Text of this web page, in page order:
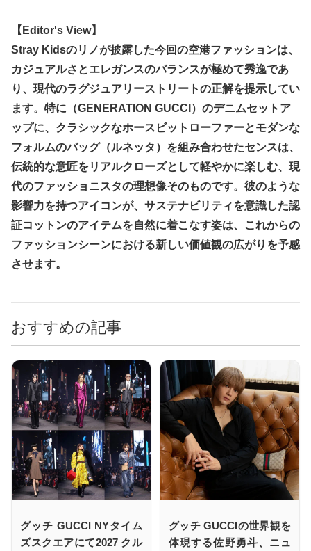
【Editor's View】
Stray Kidsのリノが披露した今回の空港ファッションは、
カジュアルさとエレガンスのバランスが極めて秀逸であ
り、現代のラグジュアリーストリートの正解を提示してい
ます。特に（GENERATION GUCCI）のデニムセットア
ップに、クラシックなホースビットローファーとモダンな
フォルムのバッグ（ルネッタ）を組み合わせたセンスは、
伝統的な意匠をリアルクローズとして軽やかに楽しむ、現
代のファッショニスタの理想像そのものです。彼のような
影響力を持つアイコンが、サステナビリティを意識した認
証コットンのアイテムを自然に着こなす姿は、これからの
ファッションシーンにおける新しい価値観の広がりを予感
させます。
おすすめの記事
グッチ GUCCI NYタイム
ズスクエアにて2027 クル
グッチ GUCCIの世界観を
体現する佐野勇斗、ニュ